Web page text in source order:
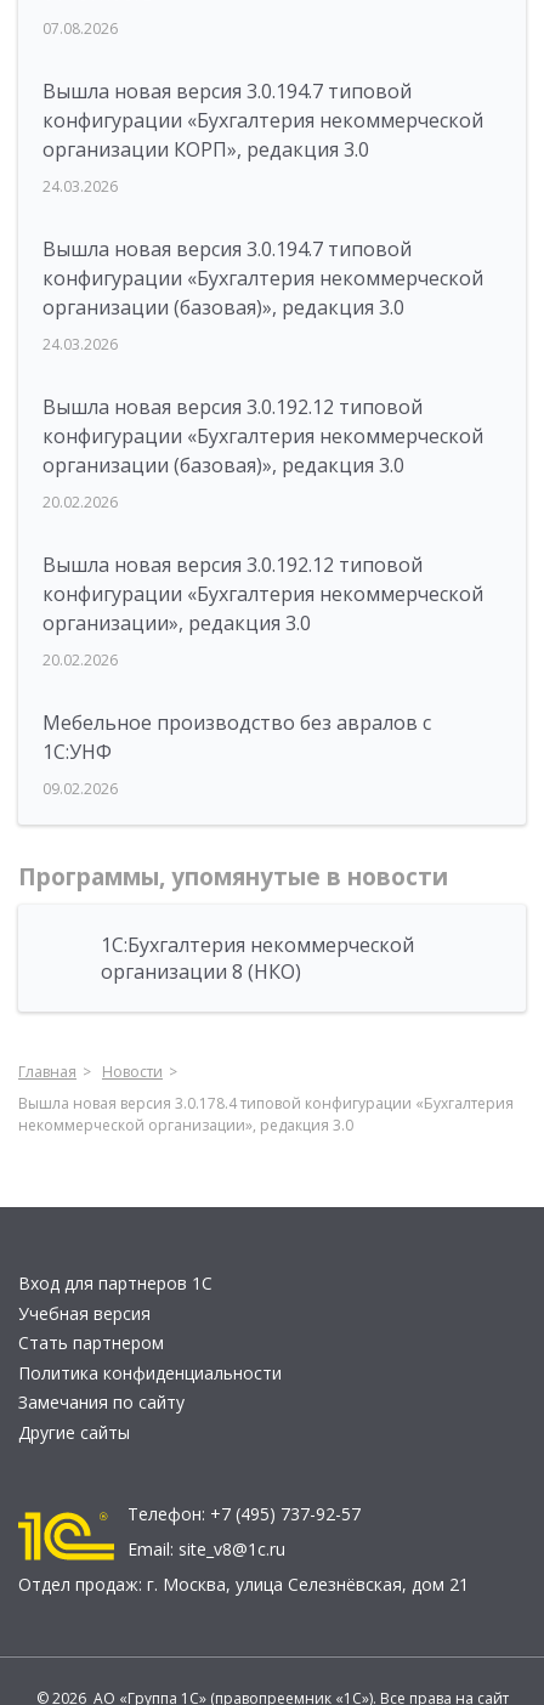
07.08.2026
Вышла новая версия 3.0.194.7 типовой
конфигурации «Бухгалтерия некоммерческой
организации КОРП», редакция 3.0
24.03.2026
Вышла новая версия 3.0.194.7 типовой
конфигурации «Бухгалтерия некоммерческой
организации (базовая)», редакция 3.0
24.03.2026
Вышла новая версия 3.0.192.12 типовой
конфигурации «Бухгалтерия некоммерческой
организации (базовая)», редакция 3.0
20.02.2026
Вышла новая версия 3.0.192.12 типовой
конфигурации «Бухгалтерия некоммерческой
организации», редакция 3.0
20.02.2026
Мебельное производство без авралов с
1С:УНФ
09.02.2026
Программы, упомянутые в новости
1С:Бухгалтерия некоммерческой
организации 8 (НКО)
Главная
Новости
Вышла новая версия 3.0.178.4 типовой конфигурации «Бухгалтерия
некоммерческой организации», редакция 3.0
Вход для партнеров 1С
Учебная версия
Стать партнером
Политика конфиденциальности
Замечания по сайту
Другие сайты
Телефон: +7 (495) 737-92-57
Email: site_v8@1c.ru
Отдел продаж: г. Москва, улица Селезнёвская, дом 21
© 2026 АО «Группа 1С» (правопреемник «1С»). Все права на сайт